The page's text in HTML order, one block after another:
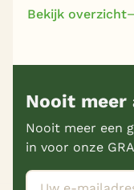
Bekijk overzicht
Nooit meer
Nooit meer een
in voor onze